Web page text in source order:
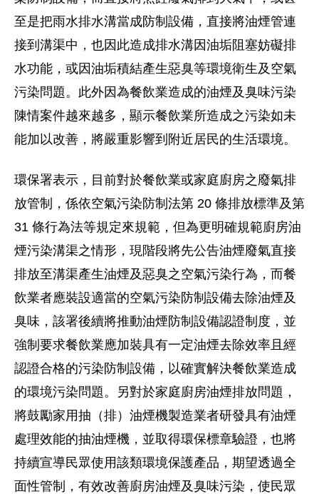
至是把雨水排水溝當成防制設備，直接將油煙管連
接到溝渠中，也因此造成排水溝因油垢阻塞妨礙排
水功能，或因油垢積結產生惡臭等環境衛生及空氣
污染問題。此外因為餐飲業造成的油煙及臭味污染
陳情案件越來越多，顯示餐飲業所造成之污染如未
能加以改善，將嚴重影響到附近居民的生活環境。
環保署表示，目前對於餐飲業或家庭廚房之廢氣排
放管制，係依空氣污染防制法第 20 條排放標準及第
31 條行為法等規定來規範，但為更明確規範廚房油
煙污染溝渠之情形，現階段將先公告油煙廢氣直接
排放至溝渠產生油煙及惡臭之空氣污染行為，而餐
飲業者應裝設適當的空氣污染防制設備去除油煙及
臭味，該署後續將推動油煙防制設備認證制度，並
強制要求餐飲業應加裝具有一定油煙去除效率且經
認證合格的污染防制設備，以確實解決餐飲業造成
的環境污染問題。另對於家庭廚房油煙排放問題，
將鼓勵家用抽（排）油煙機製造業者研發具有油煙
處理效能的抽油煙機，並取得環保標章驗證，也將
持續宣導民眾使用該類環境保護產品，期望透過全
面性管制，有效改善廚房油煙及臭味污染，使民眾